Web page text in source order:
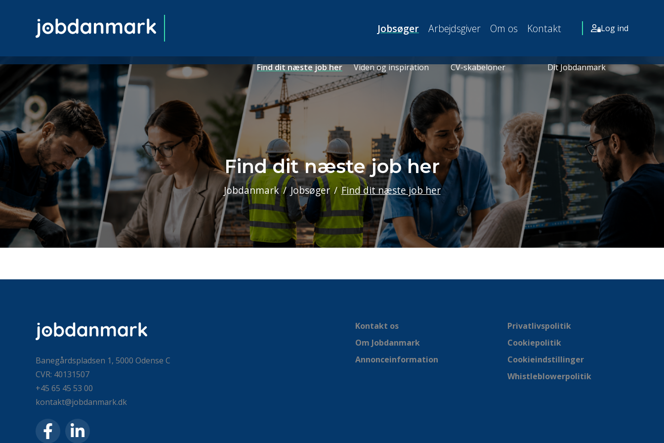
Jobsøger
Find dit næste job her Viden og inspiration CV-skabeloner Dit Jobdanmark
Arbejdsgiver Om os Kontakt Log ind
Find dit næste job her
Jobdanmark Jobsøger Find dit næste job her
Banegårdspladsen 1, 5000 Odense C
CVR: 40131507
+45 65 45 53 00
kontakt@jobdanmark.dk
Kontakt os
Om Jobdanmark
Annonceinformation
Privatlivspolitik
Cookiepolitik
Cookieindstillinger
Whistleblowerpolitik